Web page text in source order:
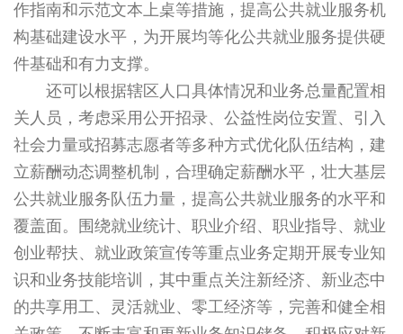
作指南和示范文本上桌等措施，提高公共就业服务机
构基础建设水平，为开展均等化公共就业服务提供硬
件基础和有力支撑。
还可以根据辖区人口具体情况和业务总量配置相
关人员，考虑采用公开招录、公益性岗位安置、引入
社会力量或招募志愿者等多种方式优化队伍结构，建
立薪酬动态调整机制，合理确定薪酬水平，壮大基层
公共就业服务队伍力量，提高公共就业服务的水平和
覆盖面。围绕就业统计、职业介绍、职业指导、就业
创业帮扶、就业政策宣传等重点业务定期开展专业知
识和业务技能培训，其中重点关注新经济、新业态中
的共享用工、灵活就业、零工经济等，完善和健全相